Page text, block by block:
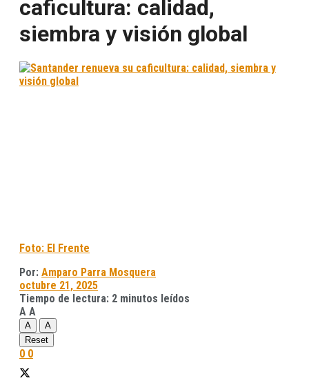
caficultura: calidad,
siembra y visión global
Foto: El Frente
Por: Amparo Parra Mosquera
octubre 21, 2025
Tiempo de lectura: 2 minutos leídos
A A
A
A
Reset
0 0